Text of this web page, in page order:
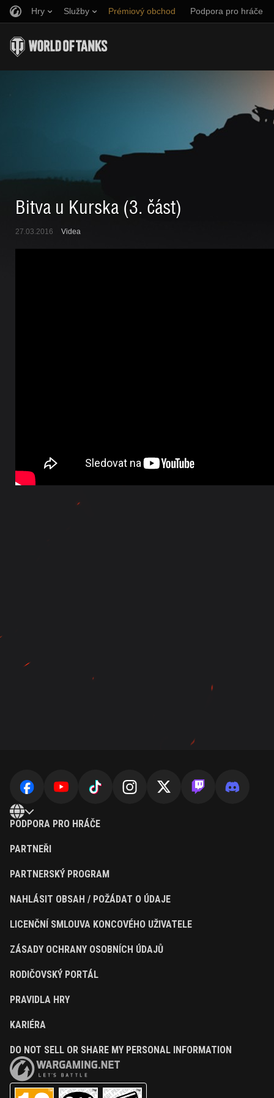
Hry Služby Prémiový obchod Podpora pro hráče
Hudba
Zásady poctivé hry
Wargaming.net Game Center
Naverbujte kamaráda
Discord
Bitva u Kurska (3. část)
27.03.2016 Videa
PODPORA PRO HRÁČE
PARTNEŘI
PARTNERSKÝ PROGRAM
NAHLÁSIT OBSAH / POŽÁDAT O ÚDAJE
LICENČNÍ SMLOUVA KONCOVÉHO UŽIVATELE
ZÁSADY OCHRANY OSOBNÍCH ÚDAJŮ
RODIČOVSKÝ PORTÁL
PRAVIDLA HRY
KARIÉRA
DO NOT SELL OR SHARE MY PERSONAL INFORMATION